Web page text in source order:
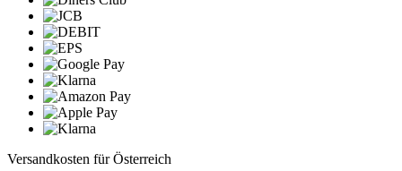
Versandkosten für Österreich